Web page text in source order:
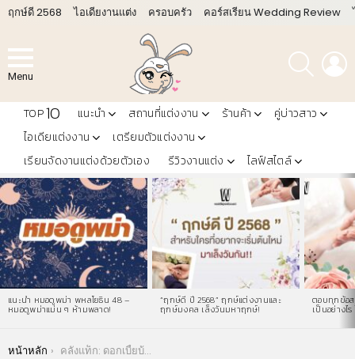
ฤกษ์ดี 2568 ไอเดียงานแต่ง ครอบครัว คอร์สเรียน Wedding Review
Menu
ค้นหา
TOP10 แนะนำ สถานที่แต่งงาน ร้านค้า
คู่บ่าวสาว
ไอเดียแต่งงาน
เตรียมตัวแต่งงาน
เรียนจัดงานแต่งด้วยตัวเอง
รีวิวงานแต่ง ไลฟ์สไตล์
LATEST
STORIES
แนะนำ หมอดูพม่า พหลโยธิน 48 –
หมอดูพม่าแม่น ๆ ห้ามพลาด!
“ฤกษ์ดี ปี 2568” ฤกษ์แต่งงานและ
ฤกษ์มงคล เล็งวันมหาฤกษ์!
ตอบทุกข้อส
เป็นอย่างไร
You are here:
หน้าหลัก คลังแท็ก: ดอกเบี้ยบ้าน